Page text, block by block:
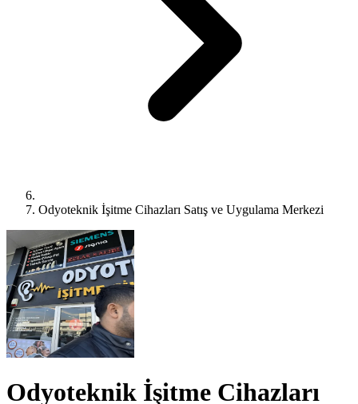
Odyoteknik İşitme Cihazları Satış ve Uygulama Merkezi
Odyoteknik İşitme Cihazları